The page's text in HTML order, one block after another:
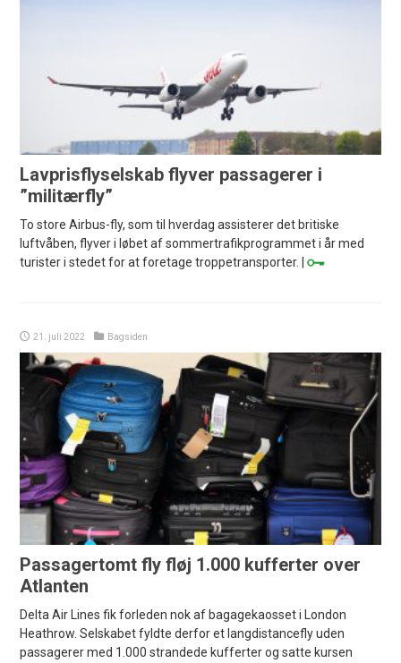
Lavprisflyselskab flyver passagerer i
”militærfly”
To store Airbus-fly, som til hverdag assisterer det britiske
luftvåben, flyver i løbet af sommertrafikprogrammet i år med
turister i stedet for at foretage troppetransporter. |
21. juli 2022 Bagsiden
Passagertomt fly fløj 1.000 kufferter over
Atlanten
Delta Air Lines fik forleden nok af bagagekaosset i London
Heathrow. Selskabet fyldte derfor et langdistancefly uden
passagerer med 1.000 strandede kufferter og satte kursen